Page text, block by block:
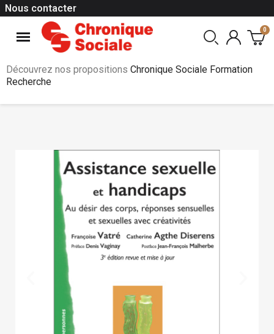
Nous contacter
Découvrez nos propositions Chronique Sociale Formation
Recherche